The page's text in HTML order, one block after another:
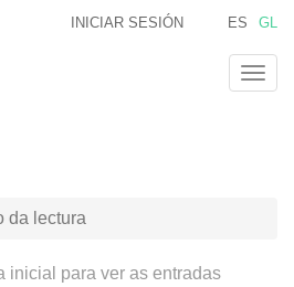
ES GL
INICIAR SESIÓN
da lectura
inicial para ver as entradas